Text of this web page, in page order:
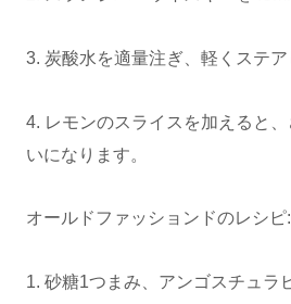
3. 炭酸水を適量注ぎ、軽くステア
4. レモンのスライスを加えると
いになります。
オールドファッションドのレシピ:
1. 砂糖1つまみ、アンゴスチュラ